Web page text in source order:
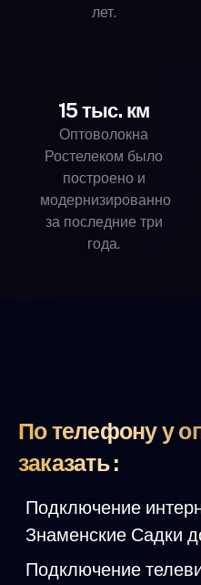
лет.
15 тыс. км
Оптоволокна
Ростелеком было
построено и
модернизированно
за последние три
года.
По телефону у
заказать :
Подключение
Знаменские Садки
Подключение